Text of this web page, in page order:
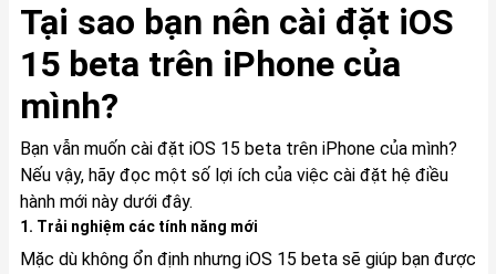
Tại sao bạn nên cài đặt iOS
15 beta trên iPhone của
mình?
Bạn vẫn muốn cài đặt iOS 15 beta trên iPhone của mình?
Nếu vậy, hãy đọc một số lợi ích của việc cài đặt hệ điều
hành mới này dưới đây.
1. Trải nghiệm các tính năng mới
Mặc dù không ổn định nhưng iOS 15 beta sẽ giúp bạn được